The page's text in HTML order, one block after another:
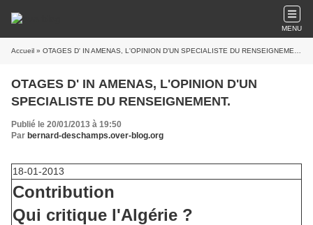
MENU
Accueil » OTAGES D' IN AMENAS, L'OPINION D'UN SPECIALISTE DU RENSEIGNEMENT.
OTAGES D' IN AMENAS, L'OPINION D'UN
SPECIALISTE DU RENSEIGNEMENT.
Publié le 20/01/2013 à 19:50
Par bernard-deschamps.over-blog.org
18-01-2013
Contribution
Qui critique l'Algérie ?